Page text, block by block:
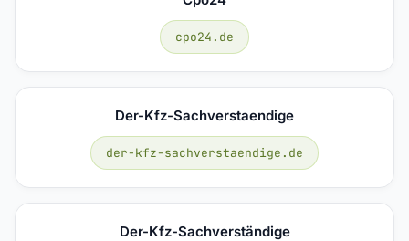
cpo24.de
Der-Kfz-Sachverstaendige
der-kfz-sachverstaendige.de
Der-Kfz-Sachverständige